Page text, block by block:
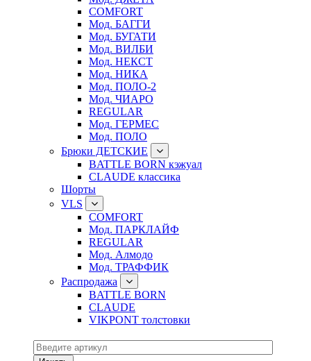
COMFORT
Мод. БАГГИ
Мод. БУГАТИ
Мод. ВИЛБИ
Мод. НЕКСТ
Мод. НИКА
Мод. ПОЛО-2
Мод. ЧИАРО
REGULAR
Мод. ГЕРМЕС
Мод. ПОЛО
Брюки ДЕТСКИЕ
BATTLE BORN кэжуал
CLAUDE классика
Шорты
VLS
COMFORT
Мод. ПАРКЛАЙФ
REGULAR
Мод. Алмодо
Мод. ТРАФФИК
Распродажа
BATTLE BORN
CLAUDE
VIKPONT толстовки